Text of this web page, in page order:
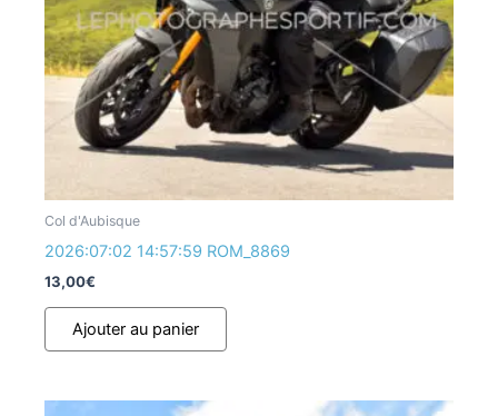
Col d'Aubisque
2026:07:02 14:57:59 ROM_8869
13,00€
Ajouter au panier